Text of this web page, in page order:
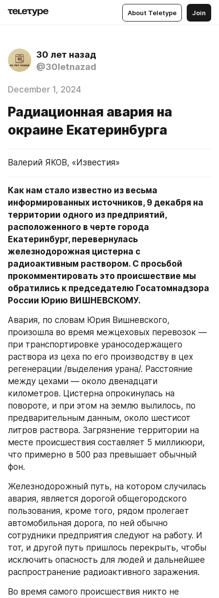
About Teletype Join
30 лет назад
@30letnazad
December 1, 2024
Радиационная авария на
окраине Екатеринбурга
Валерий ЯКОВ, «Известия»
Как нам стало известно из весьма
информированных источников, 9 декабря на
территории одного из предприятий,
расположенного в черте города
Екатеринбург, перевернулась
железнодорожная цистерна с
радиоактивным раствором. С просьбой
прокомментировать это происшествие мы
обратились к председателю Госатомнадзора
России Юрию ВИШНЕВСКОМУ.
Авария, по словам Юрия Вишневского,
произошла во время межцеховых перевозок —
при транспортировке ураносодержащего
раствора из цеха по его производству в цех
регенерации /выделения урана/. Расстояние
между цехами — около двенадцати
километров. Цистерна опрокинулась на
повороте, и при этом на землю вылилось, по
предварительным данным, около шестисот
литров раствора. Загрязнение территории на
месте происшествия составляет 5 милликюри,
что примерно в 500 раз превышает обычный
фон.
Железнодорожный путь, на котором случилась
авария, является дорогой общегородского
пользования, кроме того, рядом пролегает
автомобильная дорога, по ней обычно
сотрудники предприятия следуют на работу. И
тот, и другой путь пришлось перекрыть, чтобы
исключить опасность для людей и дальнейшее
распространение радиоактивного заражения.
Во время самого происшествия никто не